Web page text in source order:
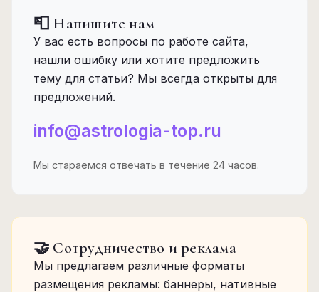
📮 Напишите нам
У вас есть вопросы по работе сайта,
нашли ошибку или хотите предложить
тему для статьи? Мы всегда открыты для
предложений.
info@astrologia-top.ru
Мы стараемся отвечать в течение 24 часов.
🤝 Сотрудничество и реклама
Мы предлагаем различные форматы
размещения рекламы: баннеры, нативные